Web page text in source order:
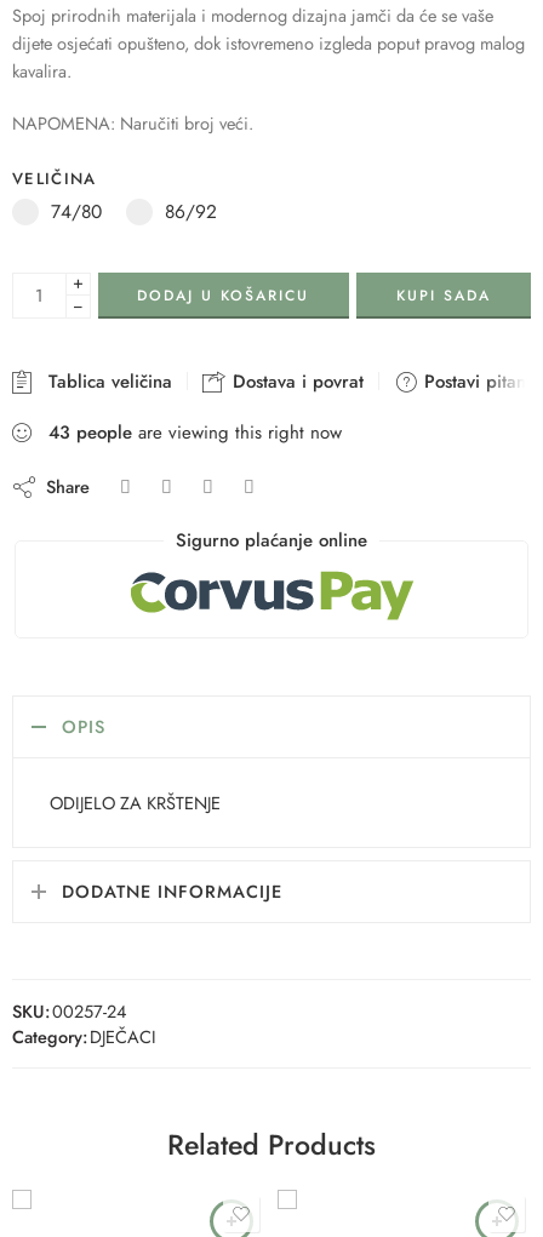
Spoj prirodnih materijala i modernog dizajna jamči da će se vaše
dijete osjećati opušteno, dok istovremeno izgleda poput pravog malog
kavalira.
NAPOMENA: Naručiti broj veći.
VELIČINA
74/80 86/92
+
−
DODAJ U KOŠARICU KUPI SADA
Tablica veličina Dostava i povrat
Postavi pitanje
43 people are viewing this right now
Share
Sigurno plaćanje online
OPIS
ODIJELO ZA KRŠTENJE
DODATNE INFORMACIJE
SKU:00257-24
Category:DJEČACI
Related Products